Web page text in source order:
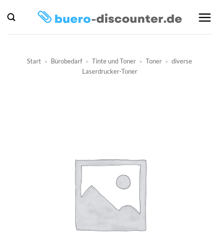
Inhalt
springen
Start » Bürobedarf » Tinte und Toner » Toner » diverse
Laserdrucker-Toner